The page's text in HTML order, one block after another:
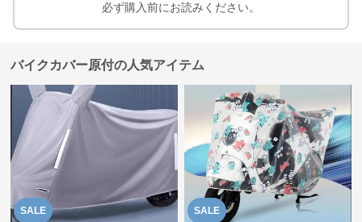
必ず購入前にお読みください。
バイクカバー原付の人気アイテム
SALE SALE